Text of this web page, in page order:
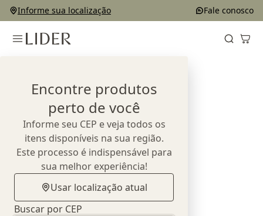
Informe sua localização Fale conosco
Encontre produtos
perto de você
Informe seu CEP e veja todos os
itens disponíveis na sua região.
Este processo é indispensável para
sua melhor experiência!
Usar localização atual
Buscar por CEP